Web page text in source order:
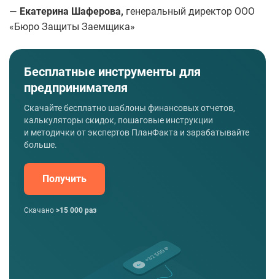
— Екатерина Шаферова, генеральный директор ООО
«Бюро Защиты Заемщика»
Бесплатные инструменты для
предпринимателя
Скачайте бесплатно шаблоны финансовых отчетов,
калькуляторы скидок, пошаговые инструкции
и методички от экспертов ПланФакта и зарабатывайте
больше.
Получить
Скачано >15 000 раз